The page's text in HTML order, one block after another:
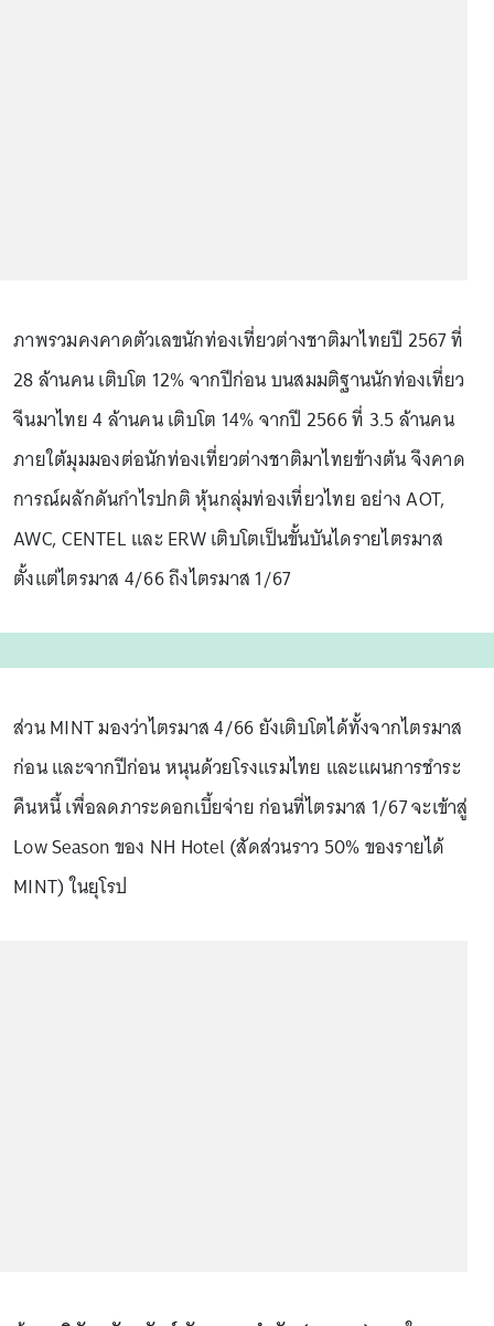
ภาพรวมคงคาดตัวเลขนักท่องเที่ยวต่างชาติมาไทยปี 2567 ที่
28 ล้านคน เติบโต 12% จากปีก่อน บนสมมติฐานนักท่องเที่ยว
จีนมาไทย 4 ล้านคน เติบโต 14% จากปี 2566 ที่ 3.5 ล้านคน
ภายใต้มุมมองต่อนักท่องเที่ยวต่างชาติมาไทยข้างต้น จึงคาด
การณ์ผลักดันกำไรปกติ หุ้นกลุ่มท่องเที่ยวไทย อย่าง AOT,
AWC, CENTEL และ ERW เติบโตเป็นขั้นบันไดรายไตรมาส
ตั้งแต่ไตรมาส 4/66 ถึงไตรมาส 1/67
ส่วน MINT มองว่าไตรมาส 4/66 ยังเติบโตได้ทั้งจากไตรมาส
ก่อน และจากปีก่อน หนุนด้วยโรงแรมไทย และแผนการชำระ
คืนหนี้ เพื่อลดภาระดอกเบี้ยจ่าย ก่อนที่ไตรมาส 1/67 จะเข้าสู่
Low Season ของ NH Hotel (สัดส่วนราว 50% ของรายได้
MINT) ในยุโรป